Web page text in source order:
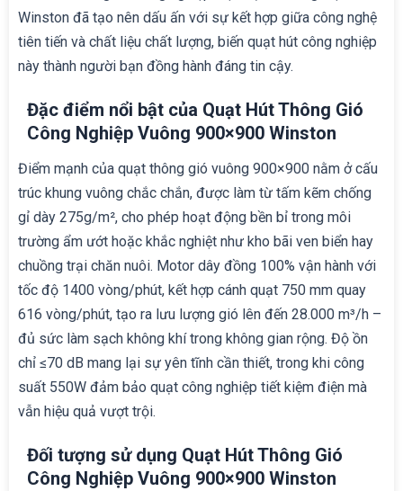
Winston đã tạo nên dấu ấn với sự kết hợp giữa công nghệ
tiên tiến và chất liệu chất lượng, biến quạt hút công nghiệp
này thành người bạn đồng hành đáng tin cậy.
Đặc điểm nổi bật của Quạt Hút Thông Gió
Công Nghiệp Vuông 900×900 Winston
Điểm mạnh của quạt thông gió vuông 900×900 nằm ở cấu
trúc khung vuông chắc chắn, được làm từ tấm kẽm chống
gỉ dày 275g/m², cho phép hoạt động bền bỉ trong môi
trường ẩm ướt hoặc khắc nghiệt như kho bãi ven biển hay
chuồng trại chăn nuôi. Motor dây đồng 100% vận hành với
tốc độ 1400 vòng/phút, kết hợp cánh quạt 750 mm quay
616 vòng/phút, tạo ra lưu lượng gió lên đến 28.000 m³/h –
đủ sức làm sạch không khí trong không gian rộng. Độ ồn
chỉ ≤70 dB mang lại sự yên tĩnh cần thiết, trong khi công
suất 550W đảm bảo quạt công nghiệp tiết kiệm điện mà
vẫn hiệu quả vượt trội.
Đối tượng sử dụng Quạt Hút Thông Gió
Công Nghiệp Vuông 900×900 Winston